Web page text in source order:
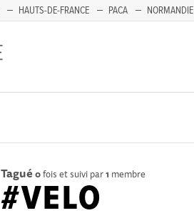
HAUTS-DE-FRANCE PACA NORMANDIE
Tagué 0fois et suivi par1 membre
#VELO